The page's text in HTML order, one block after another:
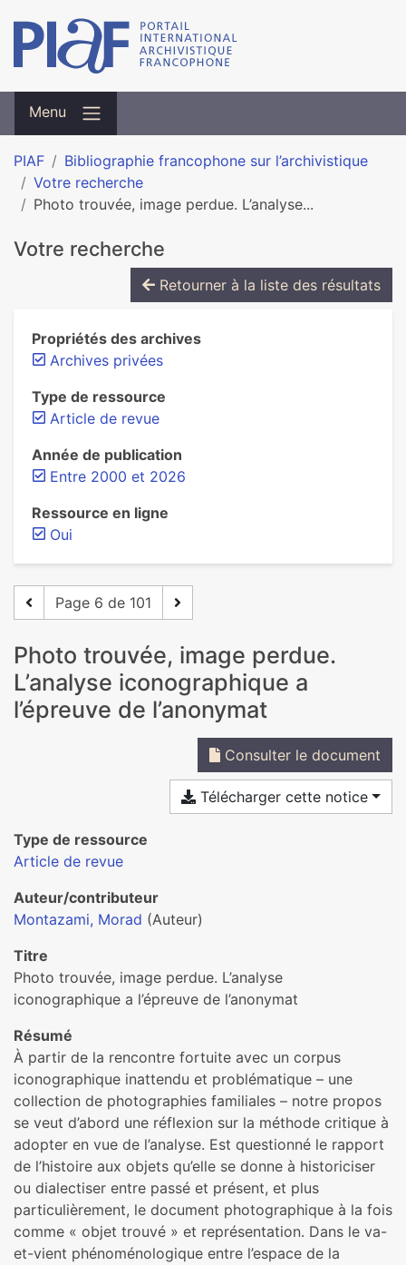
Menu
PIAF
Bibliographie francophone sur l’archivistique
Votre recherche
Photo trouvée, image perdue. L’analyse...
Votre recherche
Retourner à la liste des résultats
Propriétés des archives
Archives privées
Type de ressource
Article de revue
Année de publication
Entre 2000 et 2026
Ressource en ligne
Oui
Page 6 de 101
Photo trouvée, image perdue.
L’analyse iconographique a
l’épreuve de l’anonymat
Consulter le document
Télécharger cette notice
Type de ressource
Article de revue
Auteur/contributeur
Montazami, Morad (Auteur)
Titre
Photo trouvée, image perdue. L’analyse
iconographique a l’épreuve de l’anonymat
Résumé
À partir de la rencontre fortuite avec un corpus
iconographique inattendu et problématique – une
collection de photographies familiales – notre propos
se veut d’abord une réflexion sur la méthode critique à
adopter en vue de l’analyse. Est questionné le rapport
de l’histoire aux objets qu’elle se donne à historiciser
ou dialectiser entre passé et présent, et plus
particulièrement, le document photographique à la fois
comme « objet trouvé » et représentation. Dans le va-
et-vient phénoménologique entre l’espace de la